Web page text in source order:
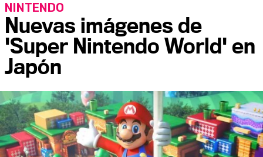
Nuevas imágenes de
'Super Nintendo World' en
Japón
NINTENDO